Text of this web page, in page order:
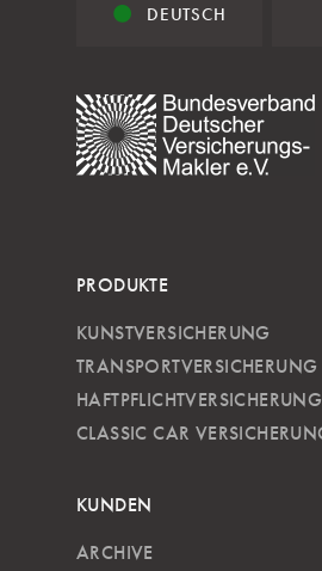
DEUTSCH
PRODUKTE
KUNSTVERSICHERUNG
TRANSPORTVERSICHERUNG
HAFTPFLICHTVERSICHERUNG
CLASSIC CAR
KUNDEN
ARCHIVE